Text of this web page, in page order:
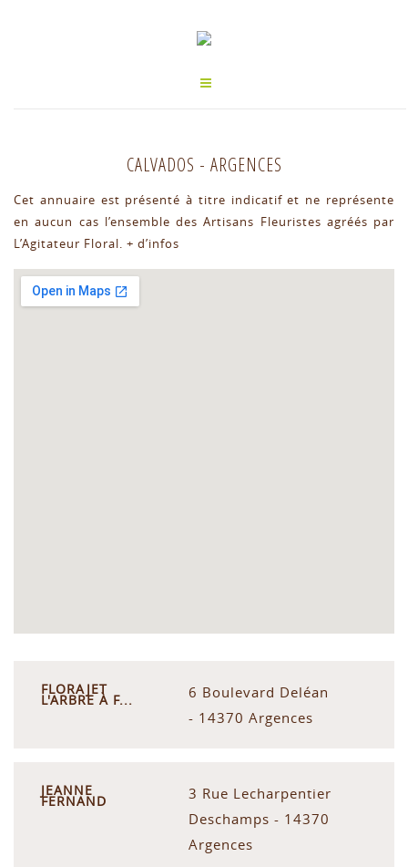
CALVADOS - ARGENCES
Cet annuaire est présenté à titre indicatif et ne représente
en aucun cas l’ensemble des Artisans Fleuristes agréés par
L’Agitateur Floral. + d’infos
FLORAJET
L'ARBRE À F...
6 Boulevard Deléan
- 14370 Argences
JEANNE
FERNAND
3 Rue Lecharpentier
Deschamps - 14370
Argences